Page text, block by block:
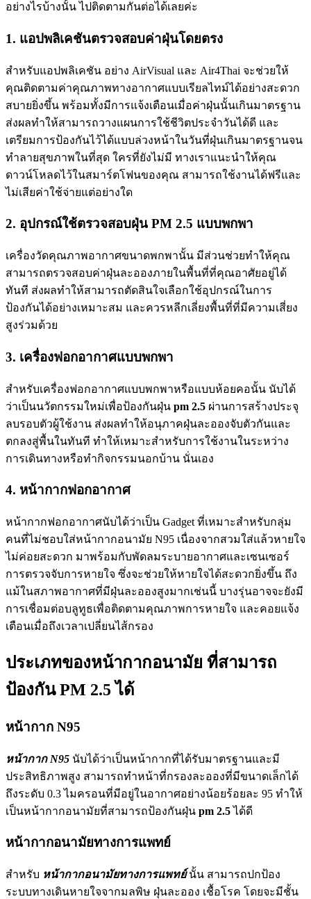
อย่างไรบ้างนั้น ไปติดตามกันต่อได้เลยค่ะ
1. แอปพลิเคชันตรวจสอบค่าฝุ่นโดยตรง
สำหรับแอปพลิเคชัน อย่าง AirVisual และ Air4Thai จะช่วยให้
คุณติดตามค่าคุณภาพทางอากาศแบบเรียลไทม์ได้อย่างสะดวก
สบายยิ่งขึ้น พร้อมทั้งมีการแจ้งเตือนเมื่อค่าฝุ่นนั้นเกินมาตรฐาน
ส่งผลทำให้สามารถวางแผนการใช้ชีวิตประจำวันได้ดี และ
เตรียมการป้องกันไว้ได้แบบล่วงหน้าในวันที่ฝุ่นเกินมาตรฐานจน
ทำลายสุขภาพในที่สุด ใครที่ยังไม่มี ทางเราแนะนำให้คุณ
ดาวน์โหลดไว้ในสมาร์ตโฟนของคุณ สามารถใช้งานได้ฟรีและ
ไม่เสียค่าใช้จ่ายแต่อย่างใด
2. อุปกรณ์ใช้ตรวจสอบฝุ่น PM 2.5 แบบพกพา
เครื่องวัดคุณภาพอากาศขนาดพกพานั้น มีส่วนช่วยทำให้คุณ
สามารถตรวจสอบค่าฝุ่นละอองภายในพื้นที่ที่คุณอาศัยอยู่ได้
ทันที ส่งผลทำให้สามารถตัดสินใจเลือกใช้อุปกรณ์ในการ
ป้องกันได้อย่างเหมาะสม และควรหลีกเลี่ยงพื้นที่ที่มีความเสี่ยง
สูงร่วมด้วย
3. เครื่องฟอกอากาศแบบพกพา
สำหรับเครื่องฟอกอากาศแบบพกพาหรือแบบห้อยคอนั้น นับได้
ว่าเป็นนวัตกรรมใหม่เพื่อป้องกันฝุ่น pm 2.5 ผ่านการสร้างประจุ
ลบรอบตัวผู้ใช้งาน ส่งผลทำให้อนุภาคฝุ่นละอองจับตัวกันและ
ตกลงสู่พื้นในทันที ทำให้เหมาะสำหรับการใช้งานในระหว่าง
การเดินทางหรือทำกิจกรรมนอกบ้าน นั่นเอง
4. หน้ากากฟอกอากาศ
หน้ากากฟอกอากาศนับได้ว่าเป็น Gadget ที่เหมาะสำหรับกลุ่ม
คนที่ไม่ชอบใส่หน้ากากอนามัย N95 เนื่องจากสวมใส่แล้วหายใจ
ไม่ค่อยสะดวก มาพร้อมกับพัดลมระบายอากาศและเซนเซอร์
การตรวจจับการหายใจ ซึ่งจะช่วยให้หายใจได้สะดวกยิ่งขึ้น ถึง
แม้ในสภาพอากาศที่มีฝุ่นละอองสูงมากเช่นนี้ บางรุ่นอาจจะยังมี
การเชื่อมต่อบลูทูธเพื่อติดตามคุณภาพการหายใจ และคอยแจ้ง
เตือนเมื่อถึงเวลาเปลี่ยนไส้กรอง
ประเภทของหน้ากากอนามัย ที่สามารถ
ป้องกัน PM 2.5 ได้
หน้ากาก N95
หน้ากาก N95 นับได้ว่าเป็นหน้ากากที่ได้รับมาตรฐานและมี
ประสิทธิภาพสูง สามารถทำหน้าที่กรองละอองที่มีขนาดเล็กได้
ถึงระดับ 0.3 ไมครอนที่มีอยู่ในอากาศอย่างน้อยร้อยละ 95 ทำให้
เป็นหน้ากากอนามัยที่สามารถป้องกันฝุ่น pm 2.5ได้ดี
หน้ากากอนามัยทางการแพทย์
สำหรับ หน้ากากอนามัยทางการแพทย์นั้น สามารถปกป้อง
ระบบทางเดินหายใจจากมลพิษ ฝุ่นละออง เชื้อโรค โดยจะมีชั้น